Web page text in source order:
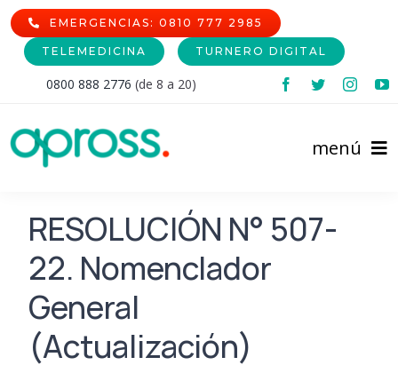
Skip
to
content
EMERGENCIAS: 0810 777 2985
TELEMEDICINA TURNERO DIGITAL
0800 888 2776 (de 8 a 20)
menú
Inicio
Comunidad Afiliada
Afiliaciones
Cartilla de Prestadores
Prestadores
Nomencladores
Institucional
RESOLUCIÓN N° 507-
22. Nomenclador
General
(Actualización)